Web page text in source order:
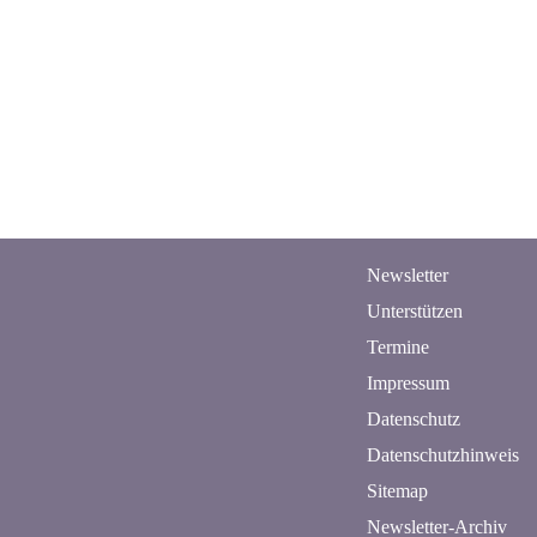
Newsletter
Unterstützen
Termine
Impressum
Datenschutz
Datenschutzhinweis
Sitemap
Newsletter-Archiv